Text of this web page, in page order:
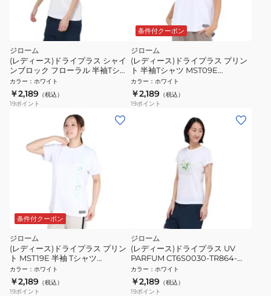
ジローム
(レディース)ドライプラス シャイ
ンブロック フローラル 半袖Tシャ
ツ CT6S0031-TR864-GRSD
WHT
カラー ： ホワイト
￥2,189 （税込）
19ポイント
条件付クーポン
ジローム
(レディース)ドライプラス プリン
ト 半袖Tシャツ MST09E
CT5S0026-TR864-GRES WHT
カラー ： ホワイト
￥2,189 （税込）
19ポイント
条件付クーポン
ジローム
(レディース)ドライプラス プリン
ト MST19E 半袖 Tシャツ
CT5S0032-TR864-GRES WHT
カラー ： ホワイト
￥2,189 （税込）
19ポイント
ジローム
(レディース)ドライプラス UV
PARFUM CT6S0030-TR864-
GRSD WHT
カラー ： ホワイト
￥2,189 （税込）
19ポイント